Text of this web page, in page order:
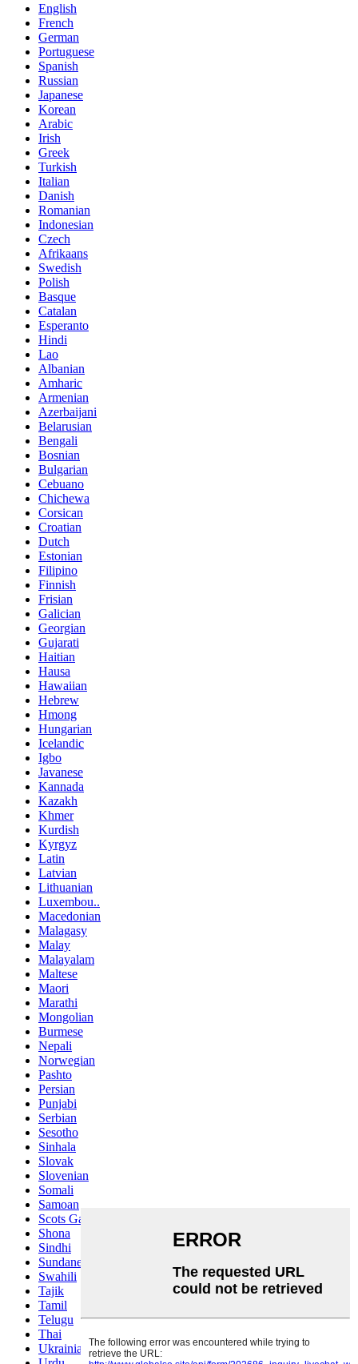
English
French
German
Portuguese
Spanish
Russian
Japanese
Korean
Arabic
Irish
Greek
Turkish
Italian
Danish
Romanian
Indonesian
Czech
Afrikaans
Swedish
Polish
Basque
Catalan
Esperanto
Hindi
Lao
Albanian
Amharic
Armenian
Azerbaijani
Belarusian
Bengali
Bosnian
Bulgarian
Cebuano
Chichewa
Corsican
Croatian
Dutch
Estonian
Filipino
Finnish
Frisian
Galician
Georgian
Gujarati
Haitian
Hausa
Hawaiian
Hebrew
Hmong
Hungarian
Icelandic
Igbo
Javanese
Kannada
Kazakh
Khmer
Kurdish
Kyrgyz
Latin
Latvian
Lithuanian
Luxembou..
Macedonian
Malagasy
Malay
Malayalam
Maltese
Maori
Marathi
Mongolian
Burmese
Nepali
Norwegian
Pashto
Persian
Punjabi
Serbian
Sesotho
Sinhala
Slovak
Slovenian
Somali
Samoan
Scots Gaelic
Shona
Sindhi
Sundanese
Swahili
Tajik
Tamil
Telugu
Thai
Ukrainian